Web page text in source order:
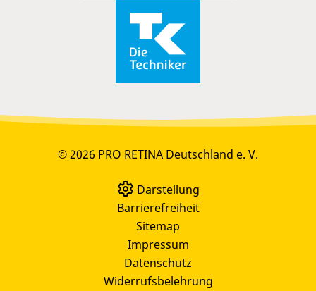
© 2026 PRO RETINA Deutschland e. V.
Darstellung
Barrierefreiheit
Sitemap
Impressum
Datenschutz
Widerrufsbelehrung